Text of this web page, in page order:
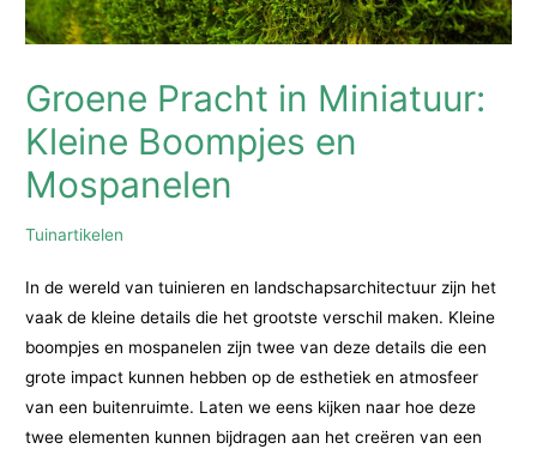
Groene Pracht in Miniatuur:
Kleine Boompjes en
Mospanelen
Tuinartikelen
In de wereld van tuinieren en landschapsarchitectuur zijn het
vaak de kleine details die het grootste verschil maken. Kleine
boompjes en mospanelen zijn twee van deze details die een
grote impact kunnen hebben op de esthetiek en atmosfeer
van een buitenruimte. Laten we eens kijken naar hoe deze
twee elementen kunnen bijdragen aan het creëren van een